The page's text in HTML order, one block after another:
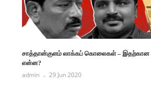
சாத்தான்குளம் லாக்கப் கொலைகள் – இதற்கான
என்ன?
admin 29 Jun 2020